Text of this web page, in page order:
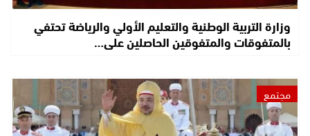
وزارة التربية الوطنية والتعليم الأولي والرياضة تحتفي
بالمتفوقات والمتفوقين الحاصلين على…
مجتمع